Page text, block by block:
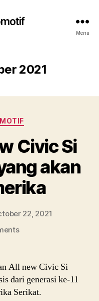
Menu
2021
Civic Si
akan
22, 2021
on
new
Si
mobil
All new Civic Si
dari generasi ke-11
Serikat.